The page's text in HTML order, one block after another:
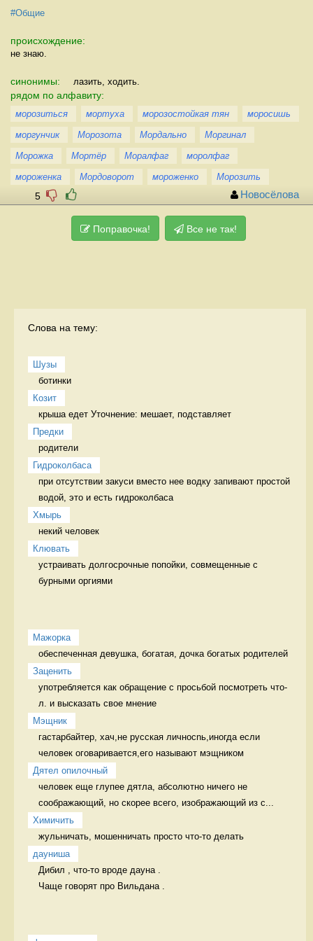
#Общие
происхождение:
не знаю.
синонимы: лазить, ходить.
рядом по алфавиту:
морозиться мортуха морозостойкая тян
моросишь
моргунчик
Морозота Мордально
Моргинал
Морожка
Мортёр Моралфаг
моролфаг
мороженка
Мордоворот мороженко Морозить
5 Новосёлова
Поправочка! Все не так!
Слова на тему:
Шузы
ботинки
Козит
Предки
родители
Гидроколбаса
при отсутствии закуси вместо нее водку запивают простой
водой, это и есть гидроколбаса
Хмырь
некий человек
Клювать
устраивать долгосрочные попойки, совмещенные с
бурными оргиями
Мажорка
Заценить
употребляется как обращение с просьбой посмотреть что-
л. и высказать свое мнение
Мэщник
гастарбайтер, хач,не русская личносnь,иногда если
человек оговаривается,его называют мэщником
Дятел опилочный
человек еще глупее дятла, абсолютно ничего не
соображающий, но скорее всего, изображающий из с...
Химичить
жульничать, мошенничать просто что-то делать
дауниша
Дибил , что-то вроде дауна .
Чаще говорят про Вильдана .